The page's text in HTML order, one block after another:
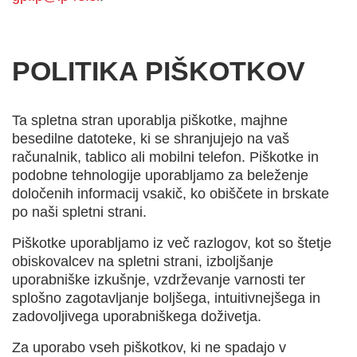
POLITIKA PIŠKOTKOV
Ta spletna stran uporablja piškotke, majhne
besedilne datoteke, ki se shranjujejo na vaš
računalnik, tablico ali mobilni telefon. Piškotke in
podobne tehnologije uporabljamo za beleženje
določenih informacij vsakič, ko obiščete in brskate
po naši spletni strani.
Piškotke uporabljamo iz več razlogov, kot so štetje
obiskovalcev na spletni strani, izboljšanje
uporabniške izkušnje, vzdrževanje varnosti ter
splošno zagotavljanje boljšega, intuitivnejšega in
zadovoljivega uporabniškega doživetja.
Za uporabo vseh piškotkov, ki ne spadajo v